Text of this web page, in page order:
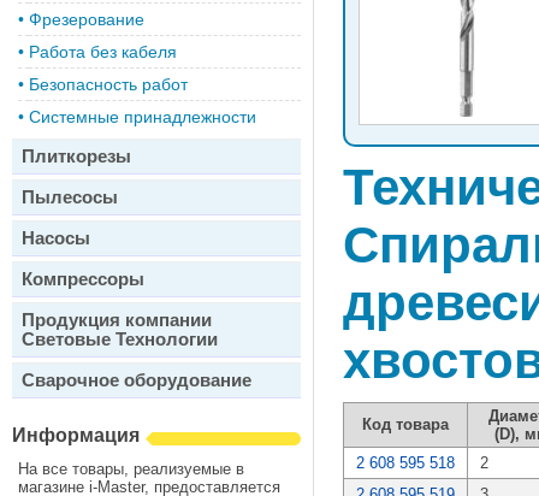
• Фрезерование
• Работа без кабеля
• Безопасность работ
• Системные принадлежности
Плиткорезы
Пылесосы
Насосы
Компрессоры
Продукция компании
Световые Технологии
Сварочное оборудование
Информация
На все товары, реализуемые в
магазине i-Master, предоставляется
Код товара
(D),
2 608 595 518
2